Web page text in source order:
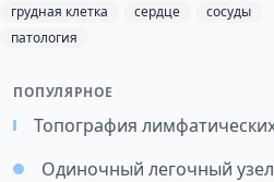
грудная клетка сердце
сосуды
патология
ПОПУЛЯРНОЕ
Одиночный легочный узел